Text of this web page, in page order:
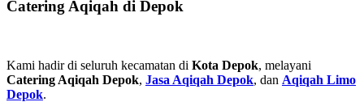
Catering Aqiqah di Depok
Kami hadir di seluruh kecamatan di Kota Depok, melayani
Catering Aqiqah Depok, Jasa Aqiqah Depok, dan Aqiqah Limo
Depok.